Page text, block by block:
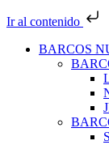
Ir al contenido
BARCOS